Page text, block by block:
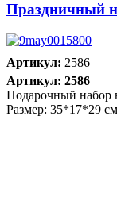
Праздничный
Артикул: 2586
Артикул: 2586
Подарочный набор
Размер: 35*17*29